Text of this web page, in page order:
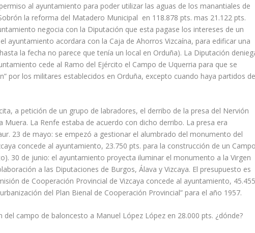
al ayuntamiento para poder utilizar las aguas de los manantiales de
la reforma del Matadero Municipal en 118.878 pts. mas 21.122 pts.
negocia con la Diputación que esta pagase los intereses de un
ayuntamiento acordara con la Caja de Ahorros Vizcaína, para edificar una
la fecha no parece que tenía un local en Orduña). La Diputación
cede al Ramo del Ejército el Campo de Uquerria para que se
por los militares establecidos en Orduña, excepto cuando haya partidos de
a petición de un grupo de labradores, el derribo de la presa del Nervión
Muera. La Renfe estaba de acuerdo con dicho derribo. La presa era
23 de mayo: se empezó a gestionar el alumbrado del monumento del
concede al ayuntamiento, 23.750 pts. para la construcción de un Campo
30 de junio: el ayuntamiento proyecta iluminar el monumento a la Virgen
a las Diputaciones de Burgos, Álava y Vizcaya. El presupuesto es
de Cooperación Provincial de Vizcaya concede al ayuntamiento, 45.455
del Plan Bienal de Cooperación Provincial” para el año 1957.
campo de baloncesto a Manuel López López en 28.000 pts. ¿dónde?